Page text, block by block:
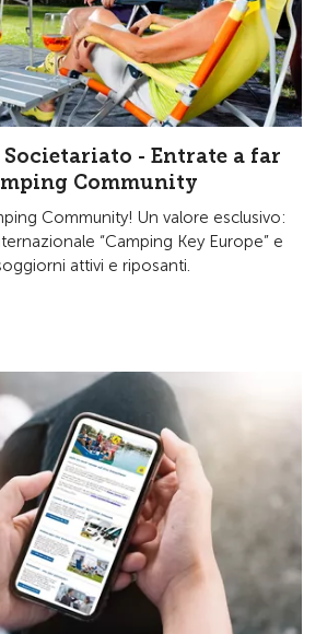
Societariato - Entrate a far
Community
Community! Un valore esclusivo:
“Camping Key Europe” e
attivi e riposanti.